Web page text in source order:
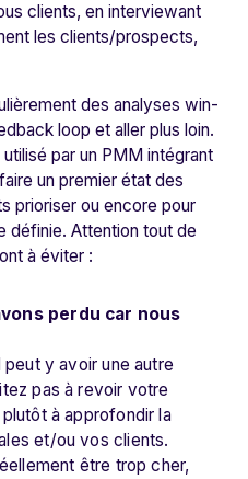
clients, en interviewant
les clients/prospects,
des analyses win-
loop et aller plus loin.
par un PMM intégrant
un premier état des
prioriser ou encore pour
définie. Attention tout de
à éviter :
perdu car nous
y avoir une autre
pas à revoir votre
à approfondir la
et/ou vos clients.
être trop cher,